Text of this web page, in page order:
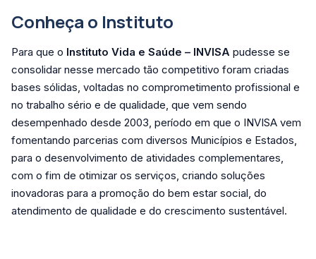
Conheça o Instituto
Para que o Instituto Vida e Saúde – INVISA pudesse se
consolidar nesse mercado tão competitivo foram criadas
bases sólidas, voltadas no comprometimento profissional e
no trabalho sério e de qualidade, que vem sendo
desempenhado desde 2003, período em que o INVISA vem
fomentando parcerias com diversos Municípios e Estados,
para o desenvolvimento de atividades complementares,
com o fim de otimizar os serviços, criando soluções
inovadoras para a promoção do bem estar social, do
atendimento de qualidade e do crescimento sustentável.